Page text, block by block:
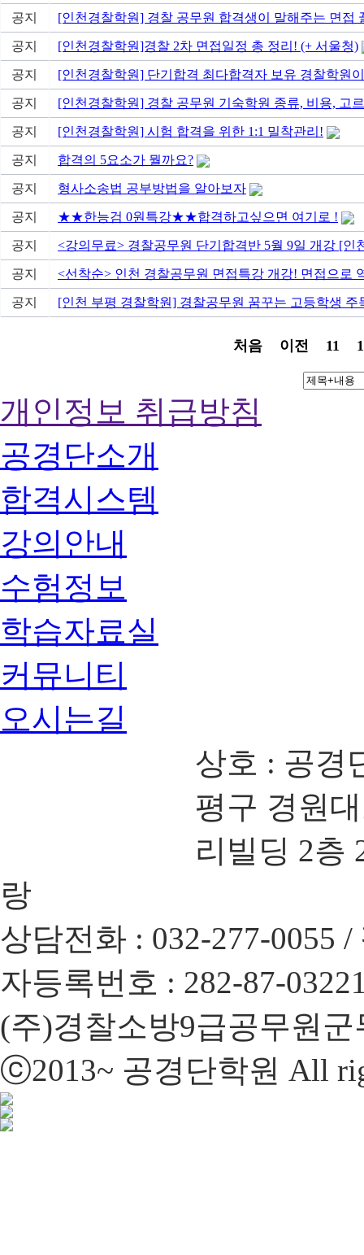
공지 [인천경찰학원] 경찰 공무원 합격생이 말해주는 면접
공지 [인천경찰학원]경찰 2차 면접일정 총 정리! (+ 서울청)
공지 [인천경찰학원] 단기합격 최다합격자 보유 경찰학원
공지 [인천경찰학원] 경찰 공무원 기숙학원 종류, 비용, 고
공지 [인천경찰학원] 시험 합격을 위한 1:1 밀착관리!
공지 합격의 5요소가 뭘까요?
공지 형사소송법 공부방법을 알아보자
공지 ★★한능검 0원특강★★합격하고싶으면 여기로 !
공지 <강의무료> 경찰공무원 단기합격반 5월 9일 개강 [인
공지 <선착순> 인천 경찰공무원 면접특강 개강! 면접으로
공지 [인천 부평 경찰학원] 경찰공무원 꿈꾸는 고등학생 주
처음 이전 11
개인정보 취급방침
공경단소개
합격시스템
강의안내
수험정보
학습자료실
커뮤니티
오시는길
상호 : 공경
평구 경원
리빌딩 2층
랑
상담전화 : 032-277-0055
자등록번호 : 282-87-
(주)경찰소방9급공무원
ⓒ2013~ 공경단학원 All